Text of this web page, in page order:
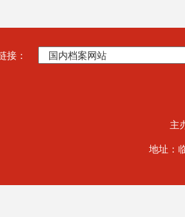
接：
主
地址：